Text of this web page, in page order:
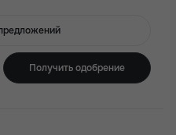
Получить одобрение